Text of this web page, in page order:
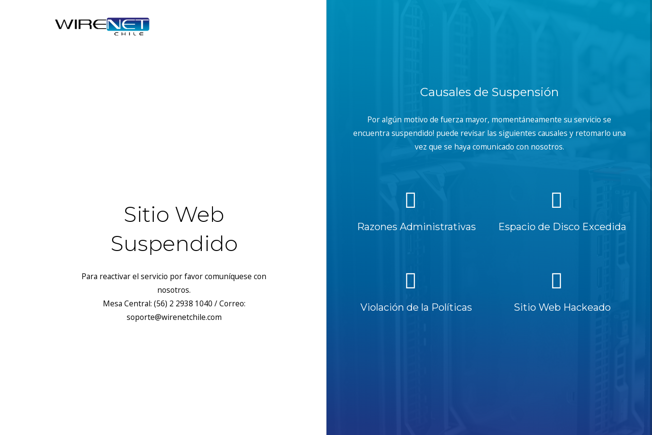
Sitio Web
Suspendido
Para reactivar el servicio por favor comuníquese con
nosotros.
Mesa Central: (56) 2 2938 1040 / Correo:
soporte@wirenetchile.com
Causales de Suspensión
Por algún motivo de fuerza mayor, momentáneamente su servicio se
encuentra suspendido! puede revisar las siguientes causales y retomarlo una
vez que se haya comunicado con nosotros.
Razones Administrativas Espacio de Disco Excedida
Violación de la Políticas Sitio Web Hackeado